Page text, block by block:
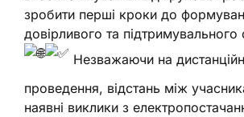
зробити перші кроки до
довірливого та
Незважаючи на
проведення, відстань між
наявні виклики з